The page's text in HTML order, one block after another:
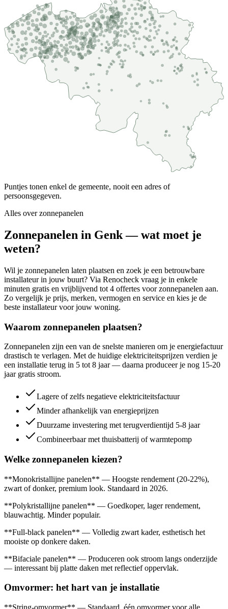
Puntjes tonen enkel de gemeente, nooit een adres of
persoonsgegeven.
Alles overzonnepanelen
Zonnepanelen in Genk — wat moet je
weten?
Wil je zonnepanelen laten plaatsen en zoek je een betrouwbare
installateur in jouw buurt? Via Renocheck vraag je in enkele
minuten gratis en vrijblijvend tot 4 offertes voor zonnepanelen aan.
Zo vergelijk je prijs, merken, vermogen en service en kies je de
beste installateur voor jouw woning.
Waarom zonnepanelen plaatsen?
Zonnepanelen zijn een van de snelste manieren om je energiefactuur
drastisch te verlagen. Met de huidige elektriciteitsprijzen verdien je
een installatie terug in 5 tot 8 jaar — daarna produceer je nog 15-20
jaar gratis stroom.
Lagere of zelfs negatieve elektriciteitsfactuur
Minder afhankelijk van energieprijzen
Duurzame investering met terugverdientijd 5-8 jaar
Combineerbaar met thuisbatterij of warmtepomp
Welke zonnepanelen kiezen?
**Monokristallijne panelen** — Hoogste rendement (20-22%),
zwart of donker, premium look. Standaard in 2026.
**Polykristallijne panelen** — Goedkoper, lager rendement,
blauwachtig. Minder populair.
**Full-black panelen** — Volledig zwart kader, esthetisch het
mooiste op donkere daken.
**Bifaciale panelen** — Produceren ook stroom langs onderzijde
— interessant bij platte daken met reflectief oppervlak.
Omvormer: het hart van je installatie
**String-omvormer** — Standaard, één omvormer voor alle